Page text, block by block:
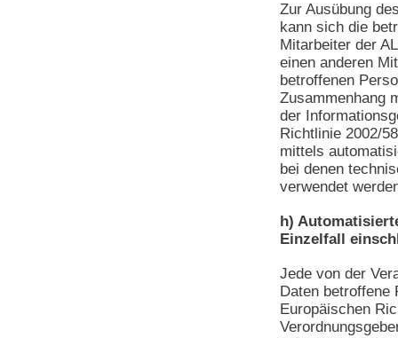
Zur Ausübung
kann sich die
Mitarbeiter der
einen anderen
betroffenen
Zusammenhang
der
Richtlinie 2002/
mittels
bei denen
verwendet
h)
Einzelfall
Jede von der
Daten betroffene
Europäischen